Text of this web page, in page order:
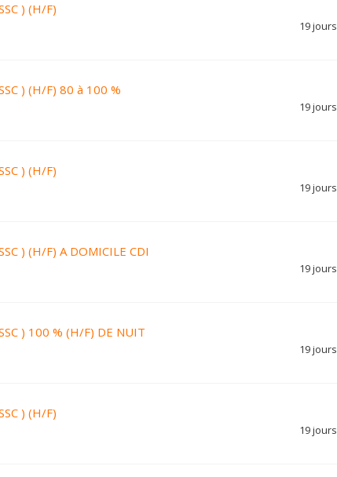
) (H/F)
19 jours
) (H/F) 80 à 100 %
19 jours
) (H/F)
19 jours
) (H/F) A DOMICILE CDI
19 jours
) 100 % (H/F) DE NUIT
19 jours
) (H/F)
19 jours